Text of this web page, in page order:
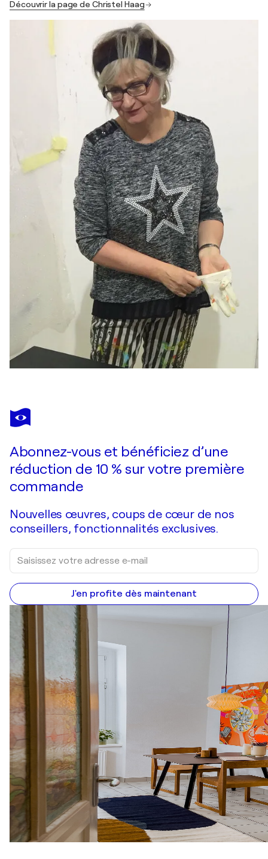
Découvrir la page de Christel Haag
Abonnez-vous et bénéficiez d’une
réduction de 10 % sur votre première
commande
Nouvelles œuvres, coups de cœur de nos
conseillers, fonctionnalités exclusives.
J'en profite dès maintenant